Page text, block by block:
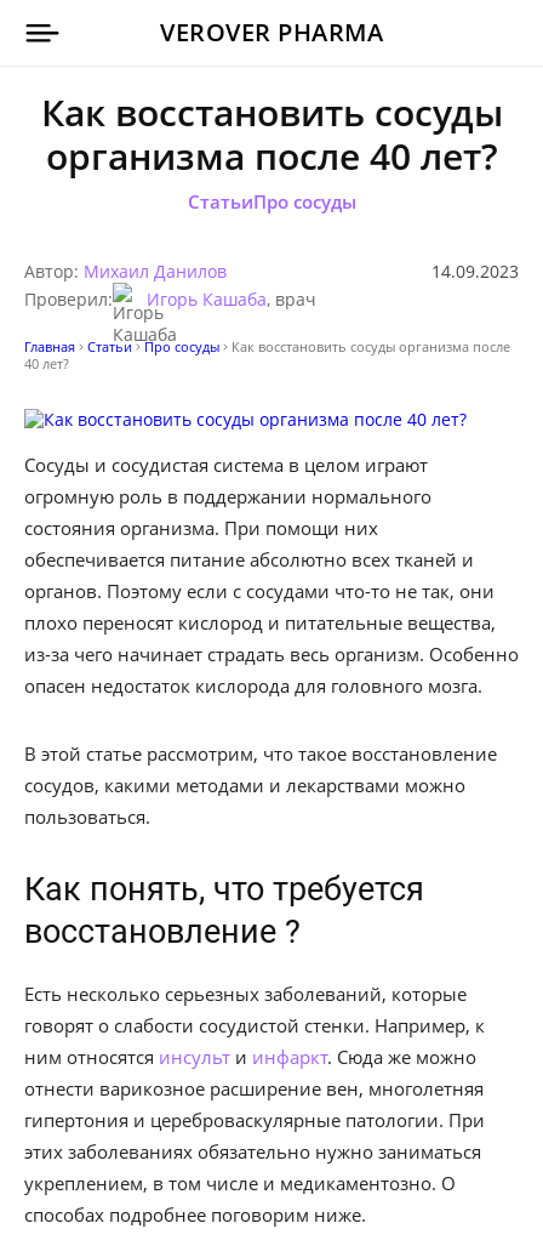
VEROVER PHARMA
Как восстановить сосуды
организма после 40 лет?
СтатьиПро сосуды
14.09.2023
Автор: Михаил Данилов
Проверил:
Игорь Кашаба, врач
Главная Статьи Про сосуды
Как восстановить сосуды организма после
40 лет?
Сосуды и сосудистая система в целом играют
огромную роль в поддержании нормального
состояния организма. При помощи них
обеспечивается питание абсолютно всех тканей и
органов. Поэтому если с сосудами что-то не так, они
плохо переносят кислород и питательные вещества,
из-за чего начинает страдать весь организм. Особенно
опасен недостаток кислорода для головного мозга.
В этой статье рассмотрим, что такое воcстановление
сосудов, какими методами и лекарствами можно
пользоваться.
Как понять, что требуется
восстановление ?
Есть несколько серьезных заболеваний, которые
говорят о слабости сосудистой стенки. Например, к
ним относятся инсульт и инфаркт. Сюда же можно
отнести варикозное расширение вен, многолетняя
гипертония и цереброваскулярные патологии. При
этих заболеваниях обязательно нужно заниматься
укреплением, в том числе и медикаментозно. О
способах подробнее поговорим ниже.